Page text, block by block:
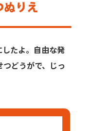
たよ。自由な発
つどうがで、じっ